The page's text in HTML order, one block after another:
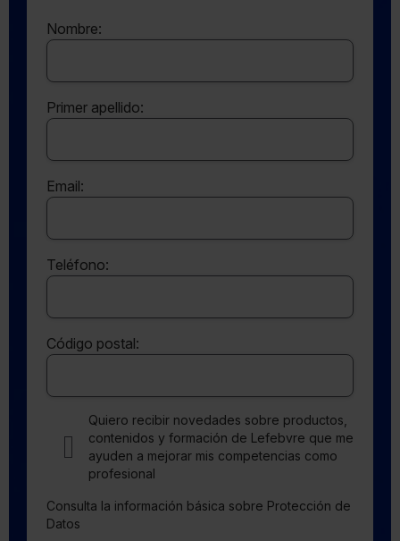
Nombre:
Primer apellido:
Email:
Teléfono:
Código postal:
Quiero recibir novedades sobre productos,
contenidos y formación de Lefebvre que me
ayuden a mejorar mis competencias como
profesional
Consulta la información básica sobre Protección de
Datos